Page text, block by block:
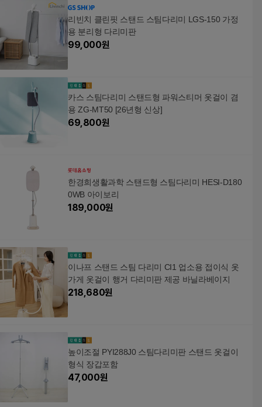
리빈치 클린핏 스탠드 스팀다리미 LGS-150 가정
용 분리형 다리미판
99,000원
카스 스팀다리미 스탠드형 파워스티머 옷걸이 겸
용 ZG-MT50 [26년형 신상]
69,800원
한경희생활과학 스탠드형 스팀다리미 HESI-D180
0WB 아이보리
189,000원
이나프 스탠드 스팀 다리미 CI1 업소용 접이식 옷
가게 옷걸이 행거 다리미판 제공 바닐라베이지
218,680원
높이조절 PYI288J0 스팀다리미판 스탠드 옷걸이
형식 장갑포함
47,000원